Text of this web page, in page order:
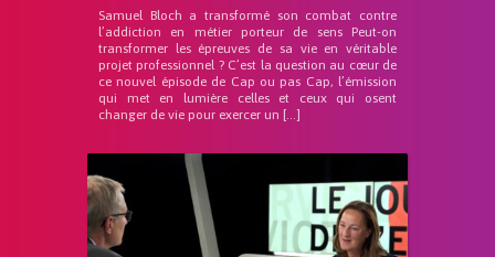
Samuel Bloch a transformé son combat contre
l’addiction en métier porteur de sens Peut-on
transformer les épreuves de sa vie en véritable
projet professionnel ? C’est la question au cœur de
ce nouvel épisode de Cap ou pas Cap, l’émission
qui met en lumière celles et ceux qui osent
changer de vie pour exercer un […]